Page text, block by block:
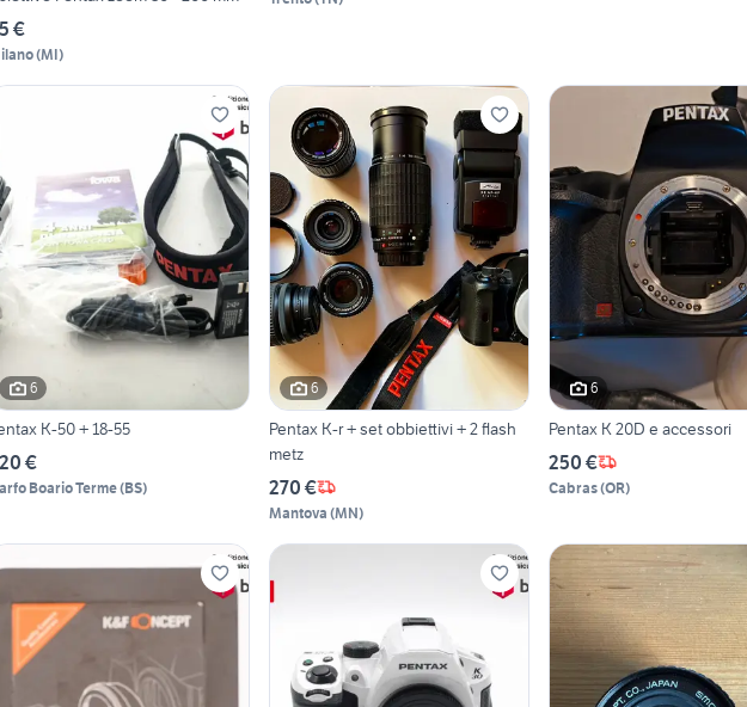
€
(MI)
6
K-50 + 18-55
€
Boario Terme(BS)
6
Pentax K-r + set obbiettivi + 2 flash
metz
270 €
Mantova (MN)
6
Pentax K 20D e accessori
250 €
Cabras(OR)